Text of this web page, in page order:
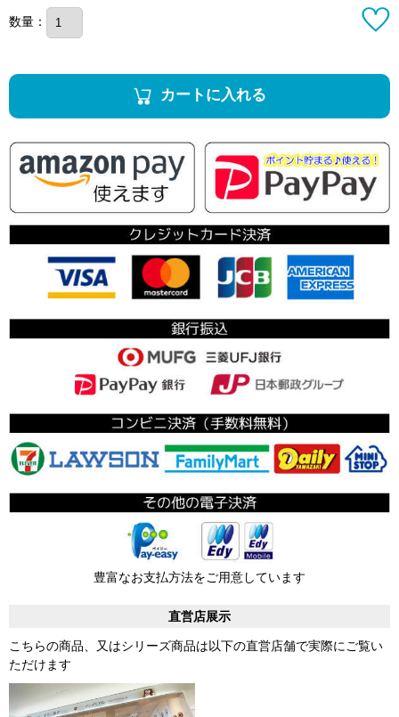
数量：
カートに入れる
豊富なお支払方法をご用意しています
直営店展示
こちらの商品、又はシリーズ商品は以下の直営店舗で実際にご覧い
ただけます